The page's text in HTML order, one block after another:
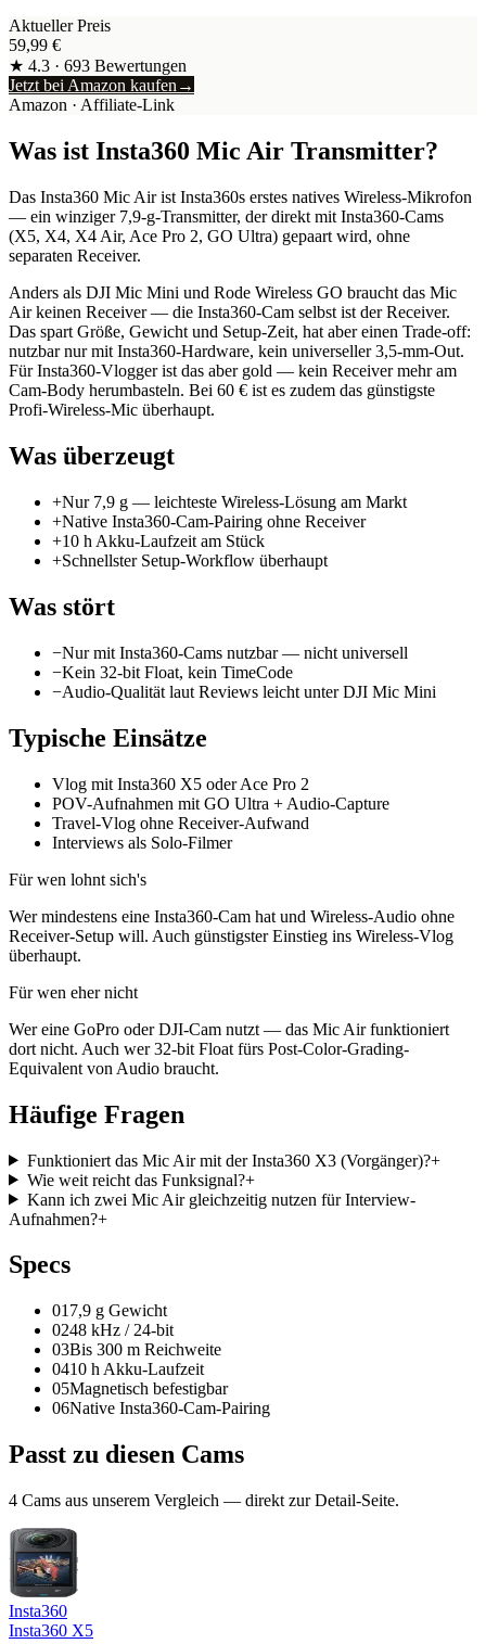
Aktueller Preis
59,99 €
★ 4.3 · 693 Bewertungen
Jetzt bei Amazon kaufen→
Amazon · Affiliate-Link
Was ist Insta360 Mic Air Transmitter?
Das Insta360 Mic Air ist Insta360s erstes natives Wireless-Mikrofon
— ein winziger 7,9-g-Transmitter, der direkt mit Insta360-Cams
(X5, X4, X4 Air, Ace Pro 2, GO Ultra) gepaart wird, ohne
separaten Receiver.
Anders als DJI Mic Mini und Rode Wireless GO braucht das Mic
Air keinen Receiver — die Insta360-Cam selbst ist der Receiver.
Das spart Größe, Gewicht und Setup-Zeit, hat aber einen Trade-off:
nutzbar nur mit Insta360-Hardware, kein universeller 3,5-mm-Out.
Für Insta360-Vlogger ist das aber gold — kein Receiver mehr am
Cam-Body herumbasteln. Bei 60 € ist es zudem das günstigste
Profi-Wireless-Mic überhaupt.
Was überzeugt
+Nur 7,9 g — leichteste Wireless-Lösung am Markt
+Native Insta360-Cam-Pairing ohne Receiver
+10 h Akku-Laufzeit am Stück
+Schnellster Setup-Workflow überhaupt
Was stört
−Nur mit Insta360-Cams nutzbar — nicht universell
−Kein 32-bit Float, kein TimeCode
−Audio-Qualität laut Reviews leicht unter DJI Mic Mini
Typische Einsätze
Vlog mit Insta360 X5 oder Ace Pro 2
POV-Aufnahmen mit GO Ultra + Audio-Capture
Travel-Vlog ohne Receiver-Aufwand
Interviews als Solo-Filmer
Für wen lohnt sich's
Wer mindestens eine Insta360-Cam hat und Wireless-Audio ohne
Receiver-Setup will. Auch günstigster Einstieg ins Wireless-Vlog
überhaupt.
Für wen eher nicht
Wer eine GoPro oder DJI-Cam nutzt — das Mic Air funktioniert
dort nicht. Auch wer 32-bit Float fürs Post-Color-Grading-
Equivalent von Audio braucht.
Häufige Fragen
Funktioniert das Mic Air mit der Insta360 X3 (Vorgänger)?+
Wie weit reicht das Funksignal?+
Kann ich zwei Mic Air gleichzeitig nutzen für Interview-
Aufnahmen?+
Specs
01 7,9 g Gewicht
0248 kHz / 24-bit
03Bis 300 m Reichweite
0410 h Akku-Laufzeit
05Magnetisch befestigbar
06Native Insta360-Cam-Pairing
Passt zu diesen Cams
4 Cams aus unserem Vergleich — direkt zur Detail-Seite.
Insta360
Insta360 X5